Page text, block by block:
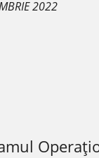
2022